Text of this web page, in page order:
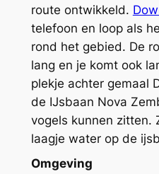
route ontwikkeld.
telefoon en loop als
rond het gebied. De
lang en je komt ook
plekje achter gemaal
de IJsbaan Nova
vogels kunnen zitten.
laagje water op de
Omgeving